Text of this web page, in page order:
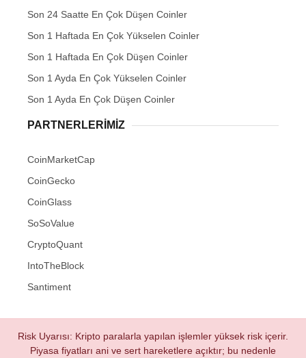
Son 24 Saatte En Çok Düşen Coinler
Son 1 Haftada En Çok Yükselen Coinler
Son 1 Haftada En Çok Düşen Coinler
Son 1 Ayda En Çok Yükselen Coinler
Son 1 Ayda En Çok Düşen Coinler
PARTNERLERIMIZ
CoinMarketCap
CoinGecko
CoinGlass
SoSoValue
CryptoQuant
IntoTheBlock
Santiment
Risk Uyarısı: Kripto paralarla yapılan işlemler yüksek risk içerir.
Piyasa fiyatları ani ve sert hareketlere açıktır; bu nedenle